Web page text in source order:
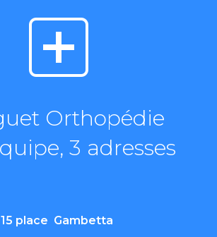
Orthopédie
3 adresses
15 place Gambetta